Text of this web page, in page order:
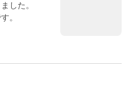
した。
。